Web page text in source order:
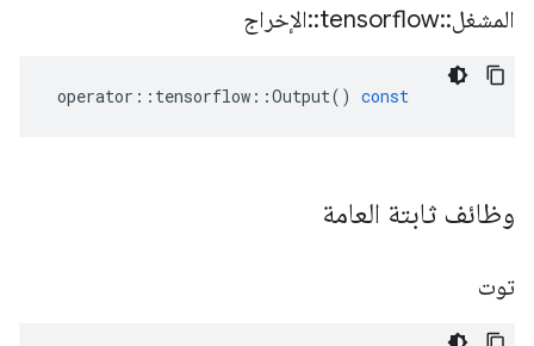
المشغل::
tensorflow
::الإخراج
operator :: tensorflow ::Output() const
وظائف ثابتة العامة
توت